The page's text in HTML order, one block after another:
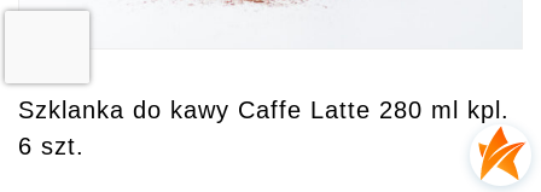
Szklanka do kawy Caffe Latte 280 ml kpl.
6 szt.